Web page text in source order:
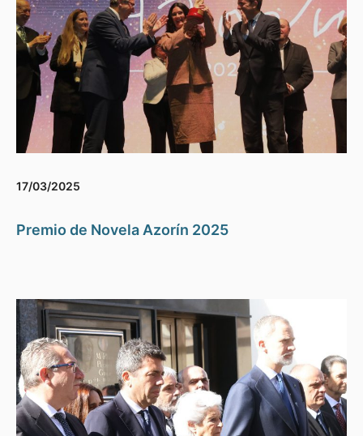
17/03/2025
Premio de Novela Azorín 2025